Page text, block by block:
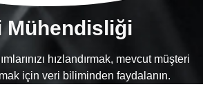
Mühendisliği
hızlandırmak, mevcut müşteri
için veri biliminden faydalanın.